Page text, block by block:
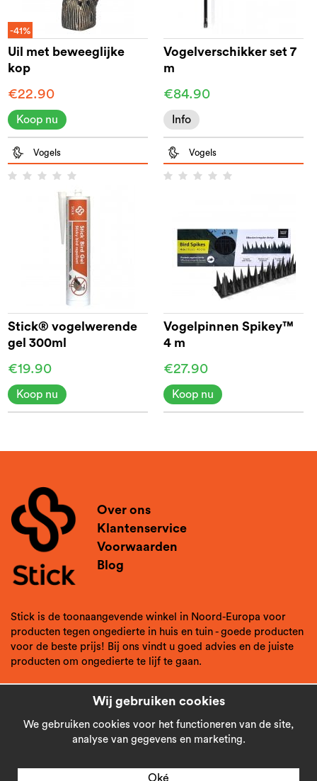
-41%
Uil met beweeglijke
kop
€22.90
Koop nu
Vogelverschikker set 7
m
€84.90
Info
Vogels
Stick® vogelwerende
gel 300ml
€19.90
Koop nu
Vogels
Vogelpinnen Spikey™
4 m
€27.90
Koop nu
Over ons
Klantenservice
Voorwaarden
Blog
Stick is de toonaangevende winkel in Noord-Europa voor
producten tegen ongedierte in huis en tuin - goede producten
voor de beste prijs! Bij ons vindt u goed advies en de juiste
producten om ongedierte te lijf te gaan.
Wij gebruiken cookies
We gebruiken cookies voor het functioneren van de site,
analyse van gegevens en marketing.
Oké